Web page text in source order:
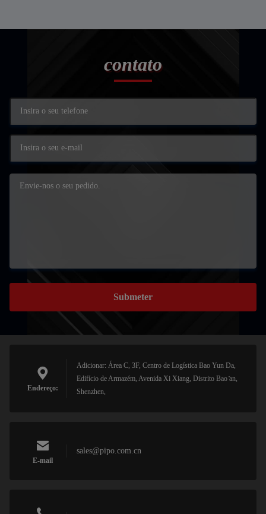
contato
Submeter
Endereço:
Adicionar: Área C, 3F, Centro de Logística Bao Yun Da,
Edifício de Armazém, Avenida Xi Xiang, Distrito Bao ̊an,
Shenzhen,
E-mail
sales@pipo.com.cn